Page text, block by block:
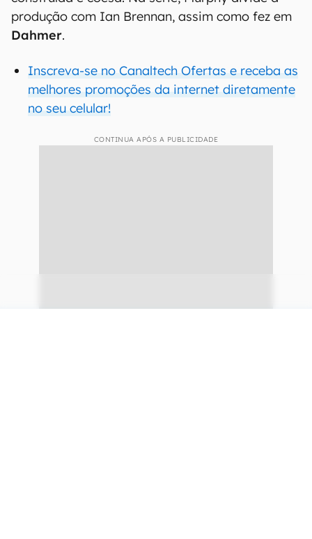
produção com Ian Brennan, assim como fez em
Dahmer.
Inscreva-se no Canaltech Ofertas e receba as
melhores promoções da internet diretamente
no seu celular!
CONTINUA APÓS A PUBLICIDADE